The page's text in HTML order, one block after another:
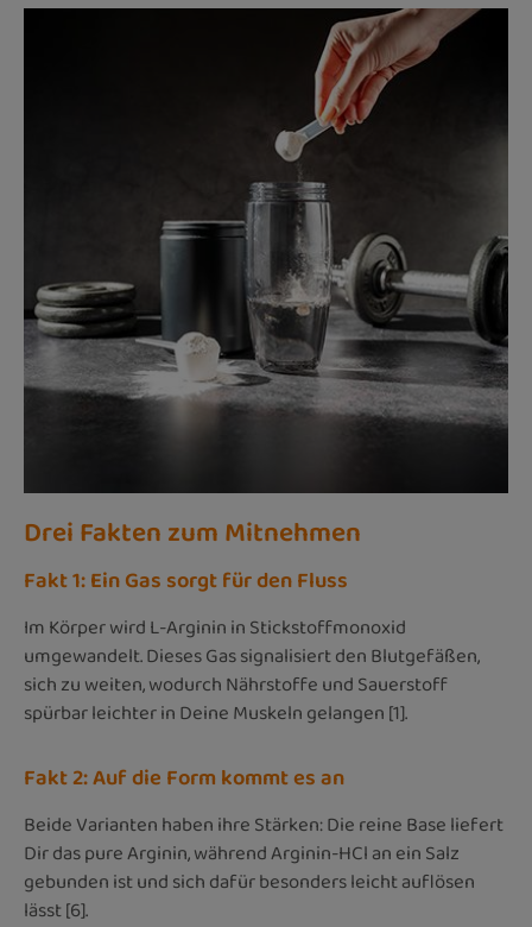
Drei Fakten zum Mitnehmen
Fakt 1: Ein Gas sorgt für den Fluss
Im Körper wird L-Arginin in Stickstoffmonoxid
umgewandelt. Dieses Gas signalisiert den Blutgefäßen,
sich zu weiten, wodurch Nährstoffe und Sauerstoff
spürbar leichter in Deine Muskeln gelangen [1].
Fakt 2: Auf die Form kommt es an
Beide Varianten haben ihre Stärken: Die reine Base liefert
Dir das pure Arginin, während Arginin-HCl an ein Salz
gebunden ist und sich dafür besonders leicht auflösen
lässt [6].